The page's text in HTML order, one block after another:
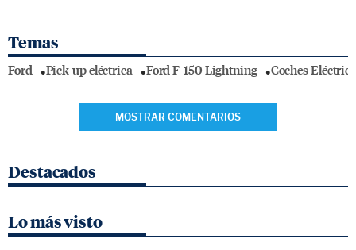
Temas
Ford Pick-up eléctrica Ford F-150 Lightning Coches
MOSTRAR COMENTARIOS
Destacados
Lo más visto